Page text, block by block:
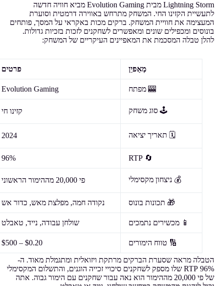
Lightning Storm מבית Evolution Gaming מביא חוויה חדשה
לתעשיית הקזינו החי. המשחק מתרחש באווירה דרמטית וסוערת
המעצימה את חוויית המשחק. ברקים מכות באקראי על המסך, פותחים
בונוסים ומכפילים שונים ומאפשרים לשחקנים לזכות בזכיות גדולות.
להלן טבלה המסכמת את המאפיינים העיקריים של המשחק:
מְאַפיֵן פרטים
🎰 מפתח Evolution Gaming
🕹️ סוג משחק קזינו חי
🗓️ תאריך יציאה 2024
🔄 RTP
96%
💰 ניצחון מקסימלי פי 20,000 מההימור הראשוני
🎁 תכונות בונוס נקודה חמה, מפלצת מאש, כדור אש
📱 מכשירים נתמכים שולחן עבודה, נייד, טאבלט
🔢 טווח הימורים $0.20 – $500
הטבלה מראה שסערת הברקים מרתקת ויזואלית ומתגמלת מאוד. ה-
96% RTP שלו מספק לשחקנים סיכויי זכייה הוגנים, והתשלום המקסימלי
של פי 20,000 מההימור הוא נאה עבור שחקנים עם הימור גבוה. אתה